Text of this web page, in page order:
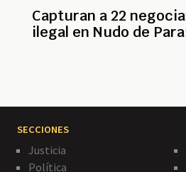
Capturan a 22
ilegal en Nudo de
SECCIONES
Justicia
Política